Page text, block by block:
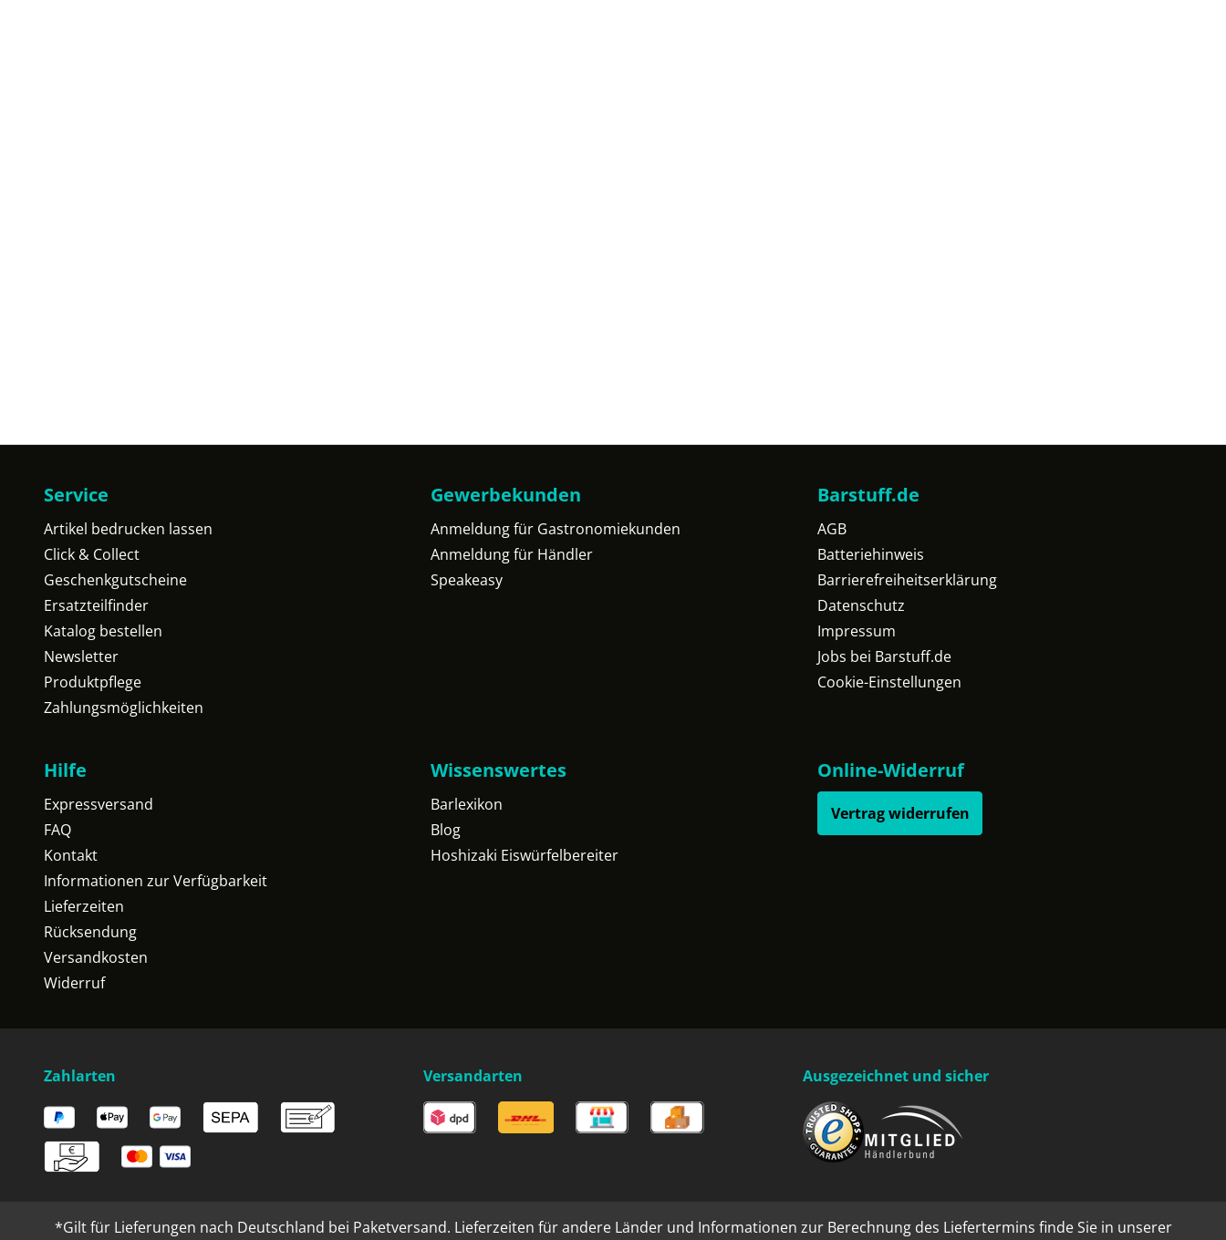
Service
Artikel bedrucken lassen
Click & Collect
Geschenkgutscheine
Ersatzteilfinder
Katalog bestellen
Newsletter
Produktpflege
Zahlungsmöglichkeiten
Gewerbekunden
Anmeldung für Gastronomiekunden
Anmeldung für Händler
Speakeasy
Barstuff.de
AGB
Batteriehinweis
Barrierefreiheitserklärung
Datenschutz
Impressum
Jobs bei Barstuff.de
Cookie-Einstellungen
Hilfe
Expressversand
FAQ
Kontakt
Informationen zur Verfügbarkeit
Lieferzeiten
Rücksendung
Versandkosten
Widerruf
Wissenswertes
Barlexikon
Blog
Hoshizaki Eiswürfelbereiter
Online-Widerruf
Vertrag widerrufen
Zahlarten Versandarten Ausgezeichnet und sicher
*Gilt für Lieferungen nach Deutschland bei Paketversand. Lieferzeiten für andere Länder und Informationen zur Berechnung des Liefertermins finde Sie in unserer